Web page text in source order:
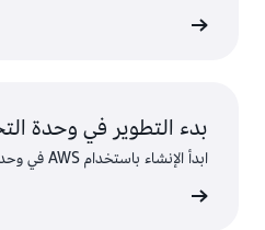
بدء التطوير في وحدة
ابدأ الإنشاء باستخدام AWS في وحدة إدارة تحكم AWS.